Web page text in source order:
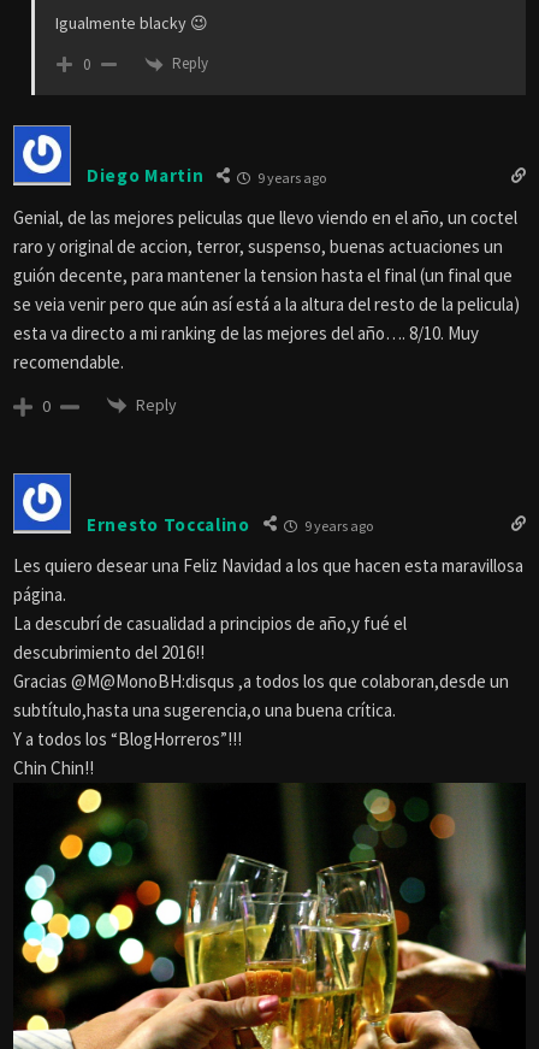
Igualmente blacky 😉
0 Reply
Diego Martin 9 years ago
Genial, de las mejores peliculas que llevo viendo en el año, un coctel
raro y original de accion, terror, suspenso, buenas actuaciones un
guión decente, para mantener la tension hasta el final (un final que
se veia venir pero que aún así está a la altura del resto de la pelicula)
esta va directo a mi ranking de las mejores del año…. 8/10. Muy
recomendable.
0 Reply
Ernesto Toccalino 9 years ago
Les quiero desear una Feliz Navidad a los que hacen esta maravillosa
página.
La descubrí de casualidad a principios de año,y fué el
descubrimiento del 2016!!
Gracias @M@MonoBH:disqus ,a todos los que colaboran,desde un
subtítulo,hasta una sugerencia,o una buena crítica.
Y a todos los “BlogHorreros”!!!
Chin Chin!!